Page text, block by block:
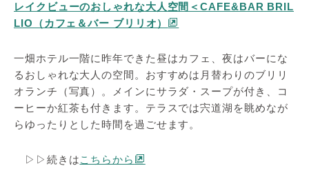
レイクビューのおしゃれな大人空間＜CAFE&BAR BRIL
LIO（カフェ＆バー ブリリオ）
一畑ホテル一階に昨年できた昼はカフェ、夜はバーにな
るおしゃれな大人の空間。おすすめは月替わりのブリリ
オランチ（写真）。メインにサラダ・スープが付き、コ
ーヒーか紅茶も付きます。テラスでは宍道湖を眺めなが
らゆったりとした時間を過ごせます。
▷▷続きはこちらから